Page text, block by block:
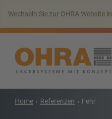
Hauptinhalt
springen
Wechseln Sie zur OHRA Website in
Home Referenzen Fehr